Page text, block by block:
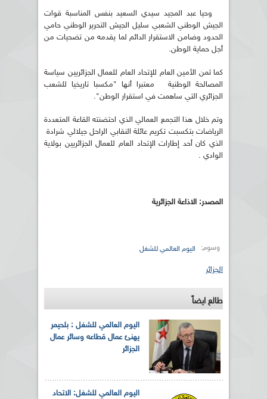
وحيا عبد المجيد سيدي السعيد بنفس المناسبة قوات
الجيش الوطني الشعبي سليل الجيش التحرير الوطني حامي
الحدود وضامن الاستقرار الدائم لما يقدمه من تضحيات من
أجل حماية الوطن.
كما ثمن الأمين العام للإتحاد العام للعمال الجزائريين سياسة
المصالحة الوطنية معتبرا أنها "مكسبا تاريخيا للشعب
الجزائري التي ساهمت في استقرار الوطن".
وتم خلال هذا التجمع العمالي الذي احتضنته القاعة المتعددة
الرياضات بتكسبت تكريم عائلة النقابي الراحل جيلالي شرادة
الذي كان أحد إطارات الإتحاد العام للعمال الجزائريين بولاية
الوادي .
المصدر: الاذاعة الجزائرية
وسوم: اليوم العالمي للشغل
الجزائر
طالع ايضاً
اليوم العالمي للشغل : بلحيمر
يهنئ عمال قطاعه وسائر عمال
الجزائر
اليوم العالمي للشغل: الاتحاد